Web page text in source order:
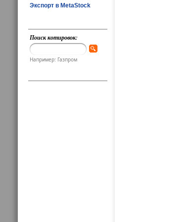
Экспорт в MetaStock
Поиск котировок:
Например: Газпром